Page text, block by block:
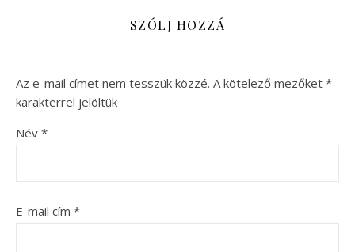
SZÓLJ HOZZÁ
Az e-mail címet nem tesszük közzé. A kötelező mezőket *
karakterrel jelöltük
Név *
E-mail cím *